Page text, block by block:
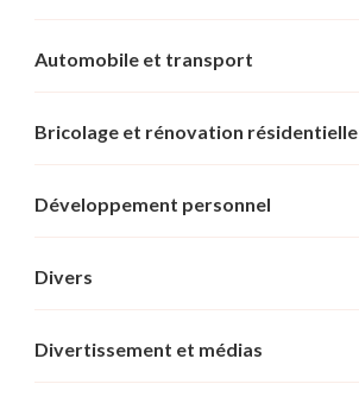
Automobile et transport
Bricolage et rénovation résidentielle
Développement personnel
Divers
Divertissement et médias